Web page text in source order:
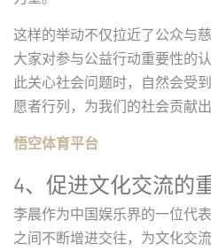
这样的举动不仅拉近了公众与
大家对参与公益行动重要性的
此关心社会问题时，自然会受
愿者行列，为我们的社会贡献
悟空体育平台
4、促进文化交流的
李晨作为中国娱乐界的一位代
之间不断增进交往，为文化交